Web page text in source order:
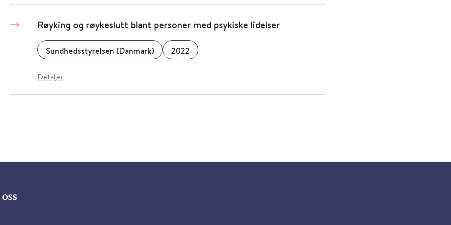
Røyking og røykeslutt blant personer med psykiske lidelser
Sundhedsstyrelsen (Danmark) 2022
Detaljer